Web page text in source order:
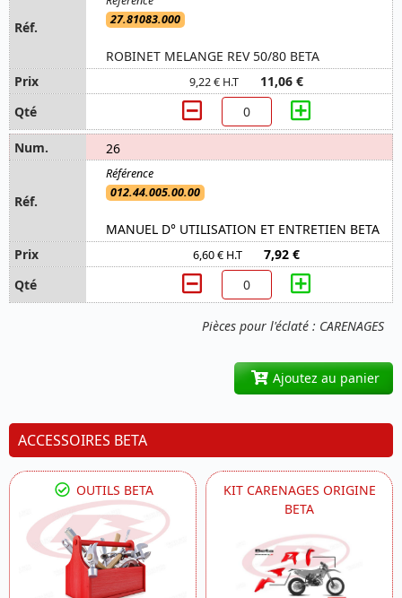
Pièces pour l'éclaté : CARENAGES
27.81083.000
ROBINET MELANGE REV 50/80 BETA
9,22 € H.T 11,06 €
26
012.44.005.00.00
MANUEL D° UTILISATION ET ENTRETIEN BETA
6,60 € H.T 7,92 €
Ajoutez au panier
ACCESSOIRES BETA
OUTILS BETA
KIT CARENAGES ORIGINE
BETA